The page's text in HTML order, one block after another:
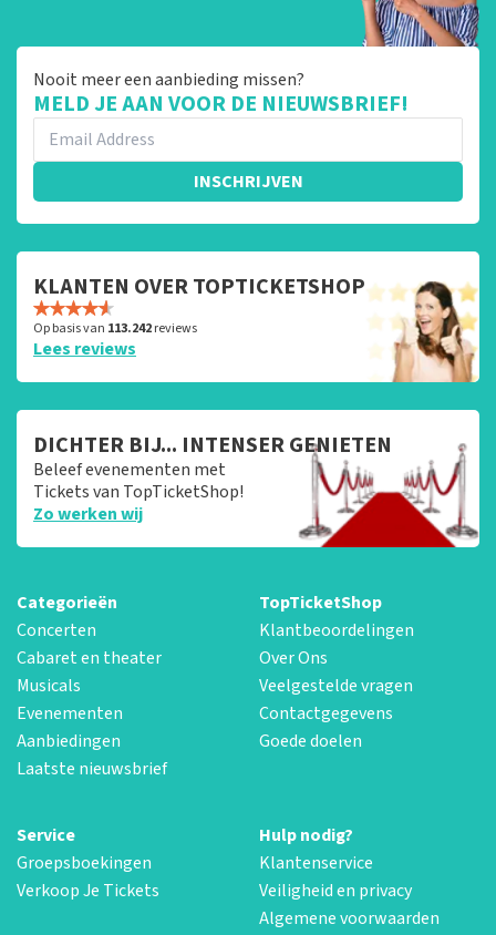
Nooit meer een aanbieding missen?
MELD JE AAN VOOR DE NIEUWSBRIEF!
INSCHRIJVEN
KLANTEN OVER TOPTICKETSHOP
Op basis van 113.242reviews
Lees reviews
DICHTER BIJ... INTENSER GENIETEN
Beleef evenementen met
Tickets van TopTicketShop!
Zo werken wij
Categorieën
Concerten
Cabaret en theater
Musicals
Evenementen
Aanbiedingen
Laatste nieuwsbrief
TopTicketShop
Klantbeoordelingen
Over Ons
Veelgestelde vragen
Contactgegevens
Goede doelen
Service
Groepsboekingen
Verkoop Je Tickets
Hulp nodig?
Klantenservice
Veiligheid en privacy
Algemene voorwaarden